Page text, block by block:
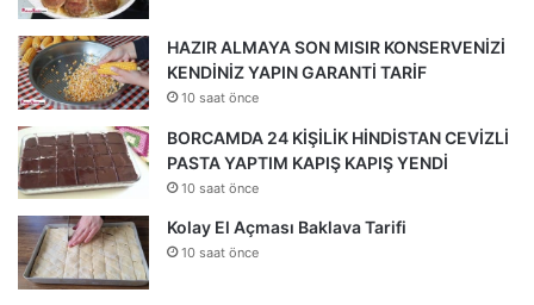
HAZIR ALMAYA SON MISIR KONSERVENİZİ
KENDİNİZ YAPIN GARANTİ TARİF
10 saat önce
BORCAMDA 24 KİŞİLİK HİNDİSTAN CEVİZLİ
PASTA YAPTIM KAPIŞ KAPIŞ YENDİ
10 saat önce
Kolay El Açması Baklava Tarifi
10 saat önce